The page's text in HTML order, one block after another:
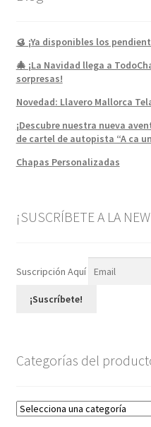
🥮 ¡Ya disponibles los
🎄 ¡La Navidad llega a
sorpresas!
Novedad: Llavero Mallorca
¡Descubre nuestra nueva
de cartel de autopista “A ca
Chapas Personalizadas
¡SUSCRÍBETE A LA
Suscripción Aquí
¡Suscríbete!
Categorías del